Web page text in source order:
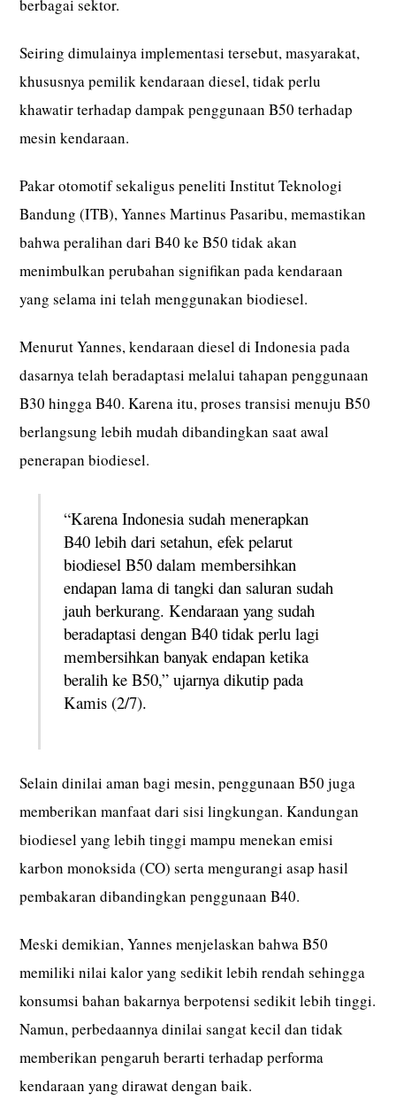
berbagai sektor.
Seiring dimulainya implementasi tersebut, masyarakat,
khususnya pemilik kendaraan diesel, tidak perlu
khawatir terhadap dampak penggunaan B50 terhadap
mesin kendaraan.
Pakar otomotif sekaligus peneliti Institut Teknologi
Bandung (ITB), Yannes Martinus Pasaribu, memastikan
bahwa peralihan dari B40 ke B50 tidak akan
menimbulkan perubahan signifikan pada kendaraan
yang selama ini telah menggunakan biodiesel.
Menurut Yannes, kendaraan diesel di Indonesia pada
dasarnya telah beradaptasi melalui tahapan penggunaan
B30 hingga B40. Karena itu, proses transisi menuju B50
berlangsung lebih mudah dibandingkan saat awal
penerapan biodiesel.
“Karena Indonesia sudah menerapkan
B40 lebih dari setahun, efek pelarut
biodiesel B50 dalam membersihkan
endapan lama di tangki dan saluran sudah
jauh berkurang. Kendaraan yang sudah
beradaptasi dengan B40 tidak perlu lagi
membersihkan banyak endapan ketika
beralih ke B50,” ujarnya dikutip pada
Kamis (2/7).
Selain dinilai aman bagi mesin, penggunaan B50 juga
memberikan manfaat dari sisi lingkungan. Kandungan
biodiesel yang lebih tinggi mampu menekan emisi
karbon monoksida (CO) serta mengurangi asap hasil
pembakaran dibandingkan penggunaan B40.
Meski demikian, Yannes menjelaskan bahwa B50
memiliki nilai kalor yang sedikit lebih rendah sehingga
konsumsi bahan bakarnya berpotensi sedikit lebih tinggi.
Namun, perbedaannya dinilai sangat kecil dan tidak
memberikan pengaruh berarti terhadap performa
kendaraan yang dirawat dengan baik.